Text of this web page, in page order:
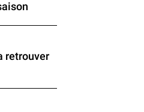
retrouver